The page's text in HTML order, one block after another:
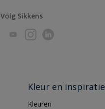
Volg Sikkens
Kleur en inspiratie
Kleuren